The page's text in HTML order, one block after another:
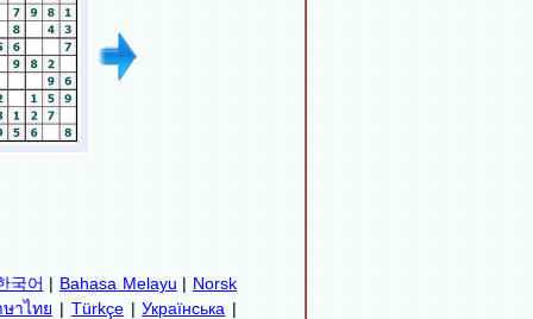
국어 | Bahasa Melayu | Norsk
าไทย | Türkçe|Українська |